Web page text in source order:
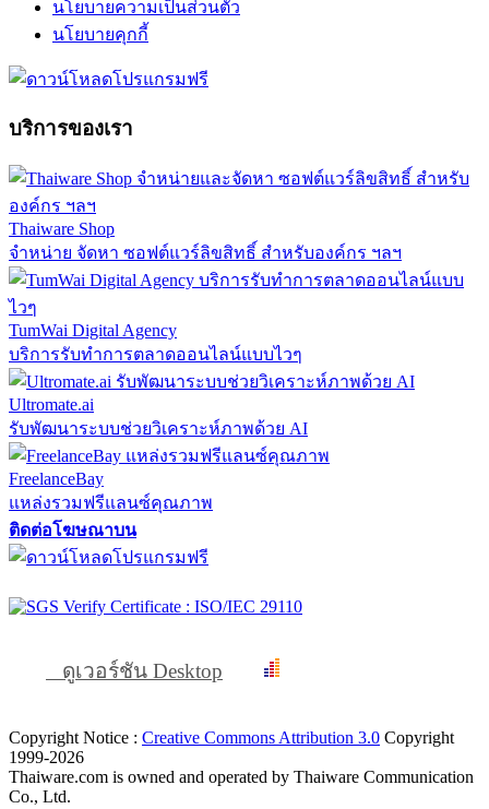
นโยบายความเป็นส่วนตัว
นโยบายคุกกี้
บริการของเรา
Thaiware Shop
จำหน่าย จัดหา ซอฟต์แวร์ลิขสิทธิ์ สำหรับองค์กร ฯลฯ
TumWai Digital Agency
บริการรับทำการตลาดออนไลน์แบบไวๆ
Ultromate.ai
รับพัฒนาระบบช่วยวิเคราะห์ภาพด้วย AI
FreelanceBay
แหล่งรวมฟรีแลนซ์คุณภาพ
ติดต่อโฆษณาบน
ดูเวอร์ชัน Desktop
Copyright Notice : Creative Commons Attribution 3.0 Copyright
1999-2026
Thaiware.com is owned and operated by Thaiware Communication
Co., Ltd.